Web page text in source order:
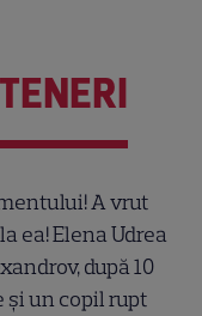
A vrut
ea! Elena Udrea
după 10
și un copil rupt